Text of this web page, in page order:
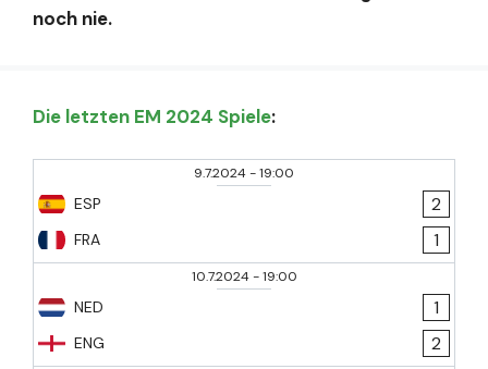
noch nie.
Die letzten EM 2024 Spiele:
9.7.2024-19:00
ESP
FRA
2
1
10.7.2024-19:00
NED
ENG
1
2